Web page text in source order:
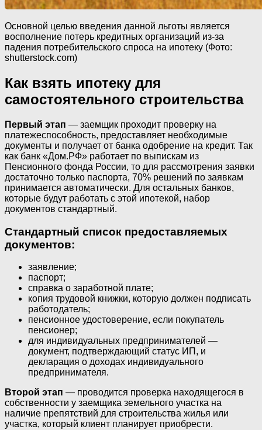
Основной целью введения данной льготы является
восполнение потерь кредитных организаций из-за
падения потребительского спроса на ипотеку (Фото:
shutterstock.com)
Как взять ипотеку для
самостоятельного строительства
Первый этап — заемщик проходит проверку на
платежеспособность, предоставляет необходимые
документы и получает от банка одобрение на кредит. Так
как банк «Дом.РФ» работает по выпискам из
Пенсионного фонда России, то для рассмотрения заявки
достаточно только паспорта, 70% решений по заявкам
принимается автоматически. Для остальных банков,
которые будут работать с этой ипотекой, набор
документов стандартный.
Стандартный список предоставляемых
документов:
заявление;
паспорт;
справка о заработной плате;
копия трудовой книжки, которую должен подписать
работодатель;
пенсионное удостоверение, если покупатель
пенсионер;
для индивидуальных предпринимателей —
документ, подтверждающий статус ИП, и
декларация о доходах индивидуального
предпринимателя.
Второй этап — проводится проверка находящегося в
собственности у заемщика земельного участка на
наличие препятствий для строительства жилья или
участка, который клиент планирует приобрести.